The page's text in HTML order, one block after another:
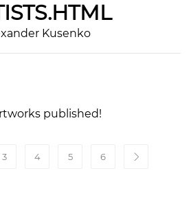
Kusenko
published!
3 4 5 6